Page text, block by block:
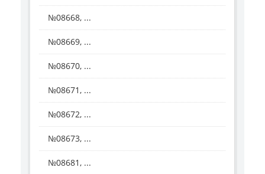
№08668, ...
№08669, ...
№08670, ...
№08671, ...
№08672, ...
№08673, ...
№08681, ...